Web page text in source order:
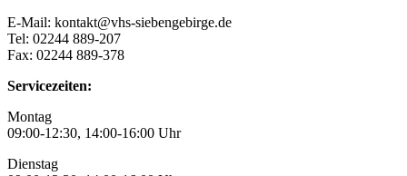
E-Mail: kontakt@vhs-siebengebirge.de
Tel: 02244 889-207
Fax: 02244 889-378
Servicezeiten:
Montag
09:00-12:30, 14:00-16:00 Uhr
Dienstag